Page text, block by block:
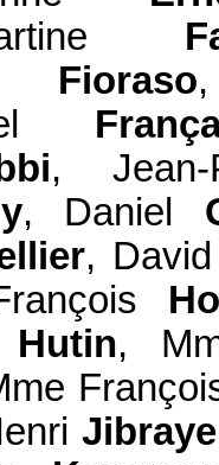
Fioraso
,
, Daniel
,
Hutin,